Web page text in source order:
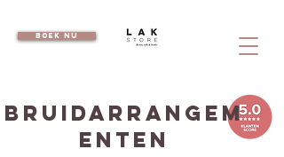
boek nu
Bruidarrangem
enten